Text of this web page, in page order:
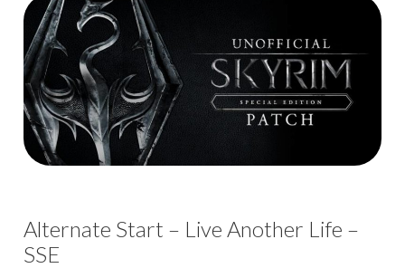
Alternate Start – Live Another Life –
SSE